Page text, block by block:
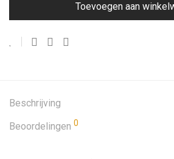
Toevoegen aan
Beschrijving
Beoordelingen 0